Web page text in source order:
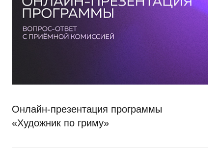
Онлайн-презентация программы
«Художник по гриму»